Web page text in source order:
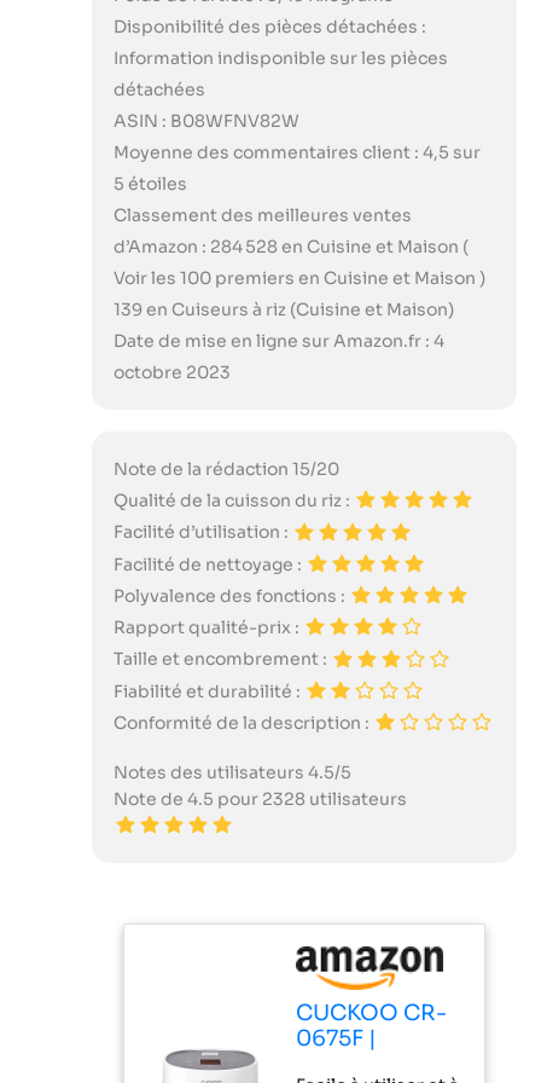
Disponibilité des pièces détachées :
Information indisponible sur les pièces
détachées
ASIN : B08WFNV82W
Moyenne des commentaires client : 4,5 sur
5 étoiles
Classement des meilleures ventes
d’Amazon : 284 528 en Cuisine et Maison (
Voir les 100 premiers en Cuisine et Maison )
139 en Cuiseurs à riz (Cuisine et Maison)
Date de mise en ligne sur Amazon.fr : 4
octobre 2023
Note de la rédaction 15/20
Qualité de la cuisson du riz :
Facilité d’utilisation :
Facilité de nettoyage :
Polyvalence des fonctions :
Rapport qualité-prix :
Taille et encombrement :
Fiabilité et durabilité :
Conformité de la description :
Notes des utilisateurs 4.5/5
Note de 4.5 pour 2328 utilisateurs
CUCKOO CR-
0675F |